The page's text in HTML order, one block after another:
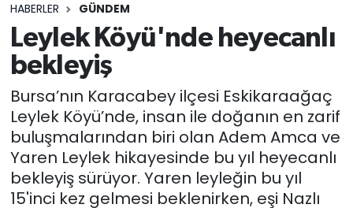
HABERLER GÜNDEM
Leylek Köyü'nde heyecanlı
bekleyiş
Bursa’nın Karacabey ilçesi Eskikaraağaç
Leylek Köyü’nde, insan ile doğanın en zarif
buluşmalarından biri olan Adem Amca ve
Yaren Leylek hikayesinde bu yıl heyecanlı
bekleyiş sürüyor. Yaren leyleğin bu yıl
15'inci kez gelmesi beklenirken, eşi Nazlı
Ekonomi
Video
Eğitim
Kültür-sanat
Sağlık
Eğitim
Ekonomi
Kültür-sanat
Sağlık
Spor
Süper Lig Puan Durumu ve Fikstür
Tüm Manşetler
Son Dakika Haberleri
Haber Arşivi